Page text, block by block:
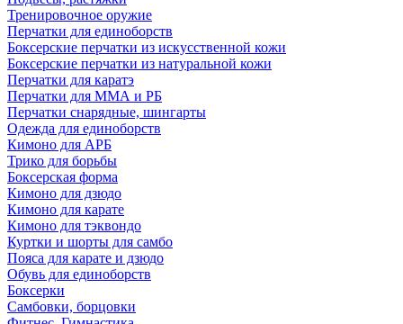
Тренировочное оружие
Перчатки для единоборств
Боксерские перчатки из искусственной кожи
Боксерские перчатки из натуральной кожи
Перчатки для каратэ
Перчатки для ММА и РБ
Перчатки снарядные, шингарты
Одежда для единоборств
Кимоно для АРБ
Трико для борьбы
Боксерская форма
Кимоно для дзюдо
Кимоно для карате
Кимоно для тэквондо
Куртки и шорты для самбо
Пояса для карате и дзюдо
Обувь для единоборств
Боксерки
Самбовки, борцовки